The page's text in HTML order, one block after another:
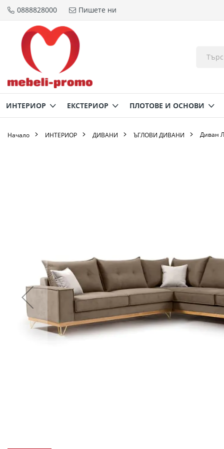
Прескачане
съдържанието
0888828000 Пишете ни
ИНТЕРИОР ЕКСТЕРИОР ПЛОТОВЕ И ОСНОВИ
Начало ИНТЕРИОР ДИВАНИ ЪГЛОВИ ДИВАНИ Диван